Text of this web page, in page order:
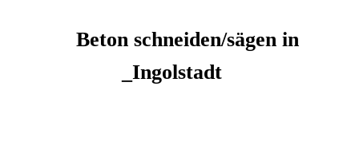
Beton schneiden/sägen in
_Ingolstadt